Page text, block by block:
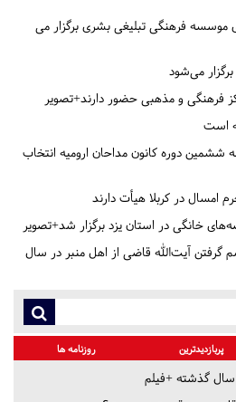
فرهنگی تبلیغی بشری برگزار می
می‌شود
فرهنگی و مذهبی حضور دارند+تصویر
است
ششمین دوره کانون مداحان ارومیه انتخاب
امسال در کربلا هیأت دارند
خانگی در استان یزد برگزار شد+تصویر
گرفتن آیت‌الله قاضی از اهل منبر در سال
پربازدیدترین روزنامه ها